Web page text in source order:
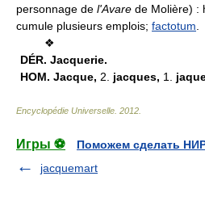
personnage de l'Avare de Molière) :
cumule plusieurs emplois; factotum
❖
DÉR. Jacquerie.
HOM. Jacque, 2. jacques, 1.
Encyclopédie Universelle 2012
Игры ⚽
Поможем сделать
jacquemart